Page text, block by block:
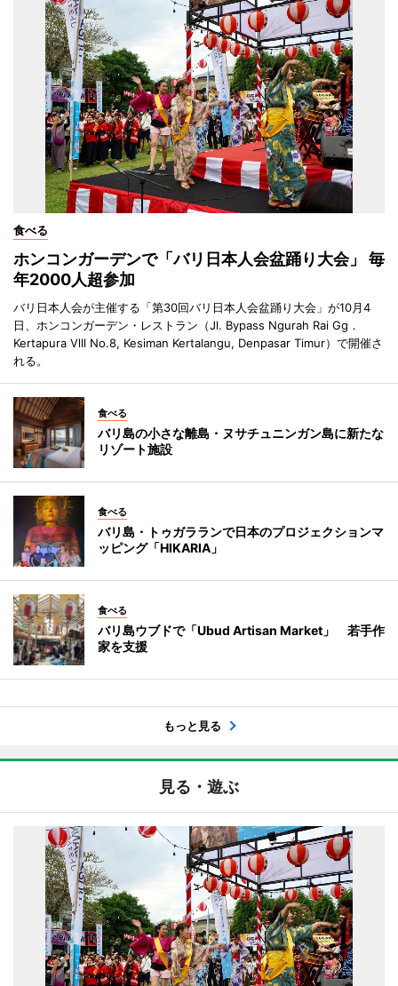
食べる
ホンコンガーデンで「バリ日本人会盆踊り大会」 毎
年2000人超参加
バリ日本人会が主催する「第30回バリ日本人会盆踊り大会」が10月4
日、ホンコンガーデン・レストラン（Jl. Bypass Ngurah Rai Gg．
Kertapura Vlll No.8, Kesiman Kertalangu, Denpasar Timur）で開催さ
れる。
食べる
バリ島の小さな離島・ヌサチュニンガン島に新たな
リゾート施設
食べる
バリ島・トゥガラランで日本のプロジェクションマ
ッピング「HIKARIA」
食べる
バリ島ウブドで「Ubud Artisan Market」 若手作
家を支援
もっと見る
見る・遊ぶ